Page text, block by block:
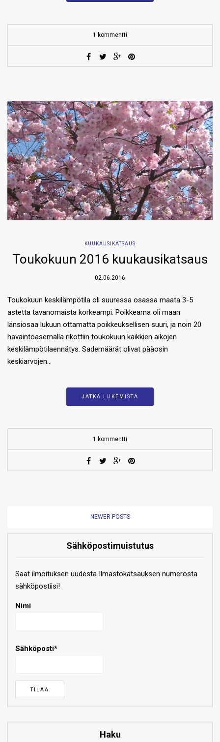
1 kommentti
KUUKAUSIKATSAUS
Toukokuun 2016 kuukausikatsaus
02.06.2016
Toukokuun keskilämpötila oli suuressa osassa maata 3-5
astetta tavanomaista korkeampi. Poikkeama oli maan
länsiosaa lukuun ottamatta poikkeuksellisen suuri, ja noin 20
havaintoasemalla rikottiin toukokuun kaikkien aikojen
keskilämpötilaennätys. Sademäärät olivat pääosin
keskiarvojen…
JATKA LUKEMISTA
1 kommentti
NEWER POSTS
Sähköpostimuistutus
Saat ilmoituksen uudesta Ilmastokatsauksen numerosta
sähköpostiisi!
Nimi
Sähköposti*
Haku